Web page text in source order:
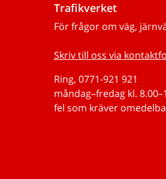
Trafikverket
För frågor om väg,
Skriv till oss via
Ring, 0771-921 921
måndag–fredag kl.
fel som kräver